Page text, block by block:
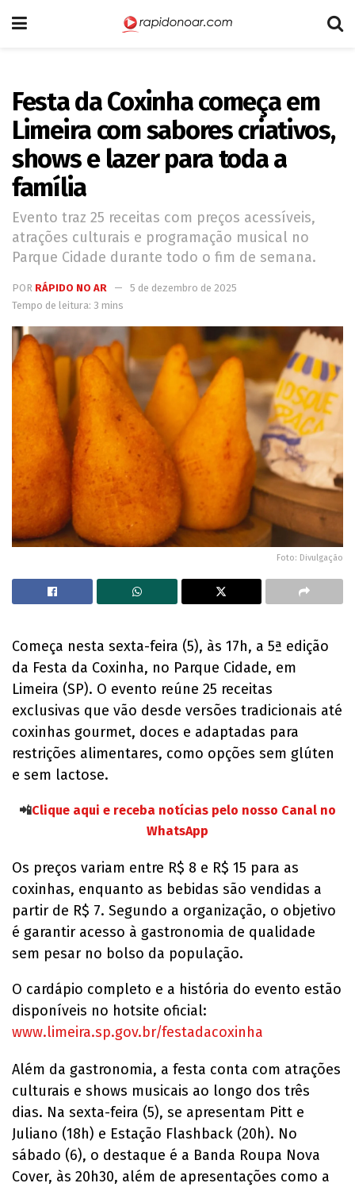
Festa da Coxinha começa em
Limeira com sabores criativos,
shows e lazer para toda a
família
Evento traz 25 receitas com preços acessíveis,
atrações culturais e programação musical no
Parque Cidade durante todo o fim de semana.
POR RÁPIDO NO AR
5 de dezembro de 2025
Tempo de leitura: 3 mins
Foto: Divulgação
Começa nesta sexta-feira (5), às 17h, a 5ª edição
da Festa da Coxinha, no Parque Cidade, em
Limeira (SP). O evento reúne 25 receitas
exclusivas que vão desde versões tradicionais até
coxinhas gourmet, doces e adaptadas para
restrições alimentares, como opções sem glúten
e sem lactose.
📲Clique aqui e receba notícias pelo nosso Canal no
WhatsApp
Os preços variam entre R$ 8 e R$ 15 para as
coxinhas, enquanto as bebidas são vendidas a
partir de R$ 7. Segundo a organização, o objetivo
é garantir acesso à gastronomia de qualidade
sem pesar no bolso da população.
O cardápio completo e a história do evento estão
disponíveis no hotsite oficial:
www.limeira.sp.gov.br/festadacoxinha
Além da gastronomia, a festa conta com atrações
culturais e shows musicais ao longo dos três
dias. Na sexta-feira (5), se apresentam Pitt e
Juliano (18h) e Estação Flashback (20h). No
sábado (6), o destaque é a Banda Roupa Nova
Cover, às 20h30, além de apresentações como a